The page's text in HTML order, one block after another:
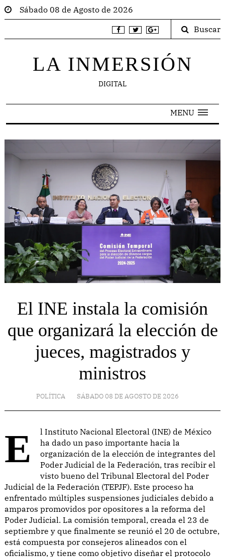
Sábado 08 de Agosto de 2026
Buscar
LA INMERSIÓN
DIGITAL
MENU
El INE instala la comisión
que organizará la elección de
jueces, magistrados y
ministros
POLÍTICA SÁBADO 08 DE AGOSTO DE 2026
El Instituto Nacional Electoral (INE) de México
ha dado un paso importante hacia la
organización de la elección de integrantes del
Poder Judicial de la Federación, tras recibir el
visto bueno del Tribunal Electoral del Poder
Judicial de la Federación (TEPJF). Este proceso ha
enfrentado múltiples suspensiones judiciales debido a
amparos promovidos por opositores a la reforma del
Poder Judicial. La comisión temporal, creada el 23 de
septiembre y que finalmente se reunió el 20 de octubre,
está compuesta por consejeros alineados con el
oficialismo, y tiene como objetivo diseñar el protocolo